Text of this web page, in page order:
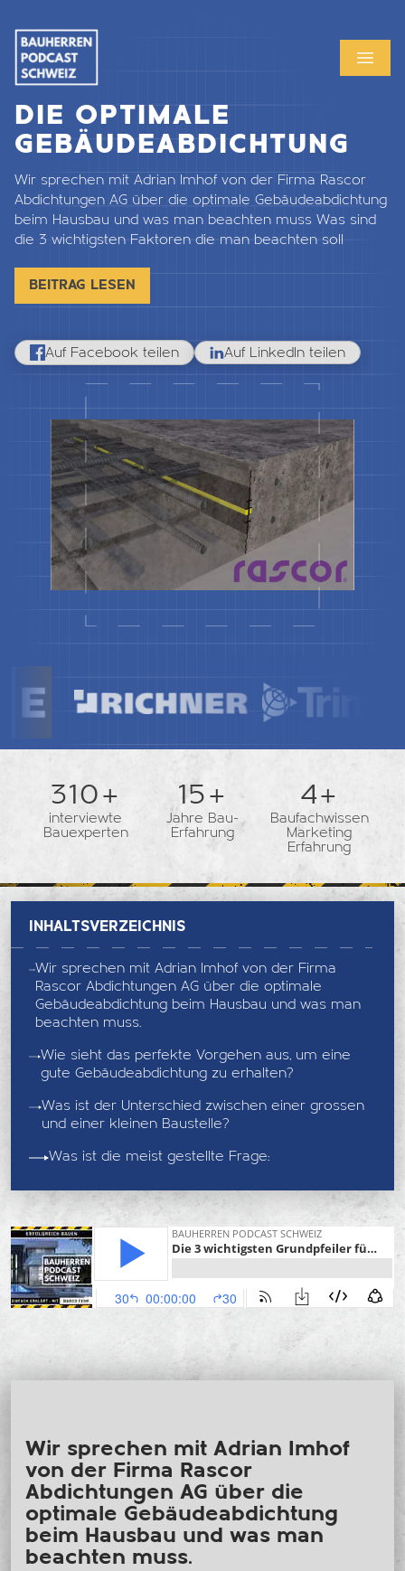
DIE OPTIMALE
GEBÄUDEABDICHTUNG
Wir sprechen mit Adrian Imhof von der Firma Rascor
Abdichtungen AG über die optimale Gebäudeabdichtung
beim Hausbau und was man beachten muss Was sind
die 3 wichtigsten Faktoren die man beachten soll
BEITRAG LESEN
Auf Facebook teilen Auf LinkedIn teilen
362+
interviewte
Bauexperten
18+
Jahre Bau-
Erfahrung
5+
Baufachwissen
Marketing
Erfahrung
Inhaltsverzeichnis
Wir sprechen mit Adrian Imhof von der Firma
Rascor Abdichtungen AG über die optimale
Gebäudeabdichtung beim Hausbau und was man
beachten muss.
Wie sieht das perfekte Vorgehen aus, um eine
gute Gebäudeabdichtung zu erhalten?
Was ist der Unterschied zwischen einer grossen
und einer kleinen Baustelle?
Was ist die meist gestellte Frage:
Wir sprechen mit Adrian Imhof
von der Firma Rascor
Abdichtungen AG über die
optimale Gebäudeabdichtung
beim Hausbau und was man
beachten muss.